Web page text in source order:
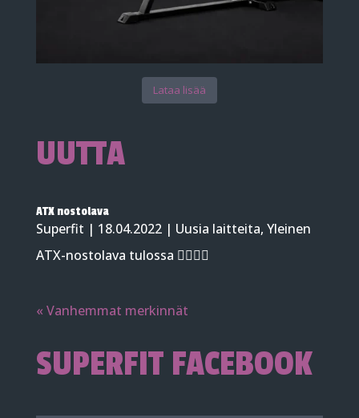
Lataa lisää
UUTTA
ATX nostolava
Superfit | 18.04.2022| Uusia laitteita, Yleinen
ATX-nostolava tulossa 👍🏻👍🏻
« Vanhemmat merkinnät
SUPERFIT FACEBOOK